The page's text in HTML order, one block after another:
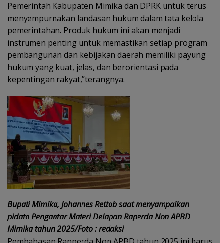
Pemerintah Kabupaten Mimika dan DPRK untuk terus
menyempurnakan landasan hukum dalam tata kelola
pemerintahan. Produk hukum ini akan menjadi
instrumen penting untuk memastikan setiap program
pembangunan dan kebijakan daerah memiliki payung
hukum yang kuat, jelas, dan berorientasi pada
kepentingan rakyat,”terangnya.
Bupati Mimika, Johannes Rettob saat menyampaikan
pidato Pengantar Materi Delapan Raperda Non APBD
Mimika tahun 2025/Foto : redaksi